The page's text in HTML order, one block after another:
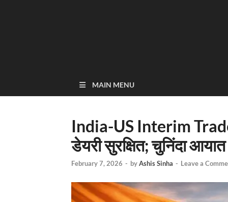
MAIN MENU
India-US Interim
डेयरी सुरक्षित; चुनिंदा
February 7, 2026 - byAshis Sinha - Leave a